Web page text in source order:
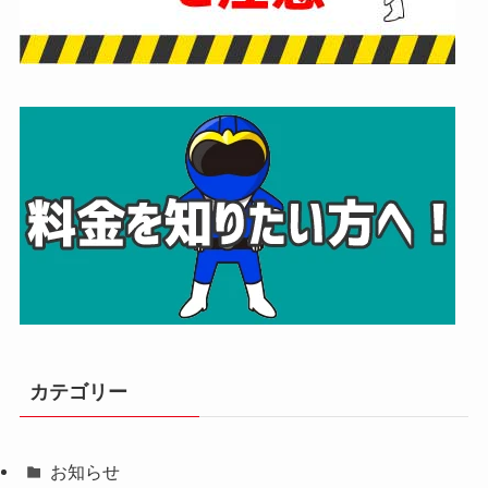
カテゴリー
お知らせ